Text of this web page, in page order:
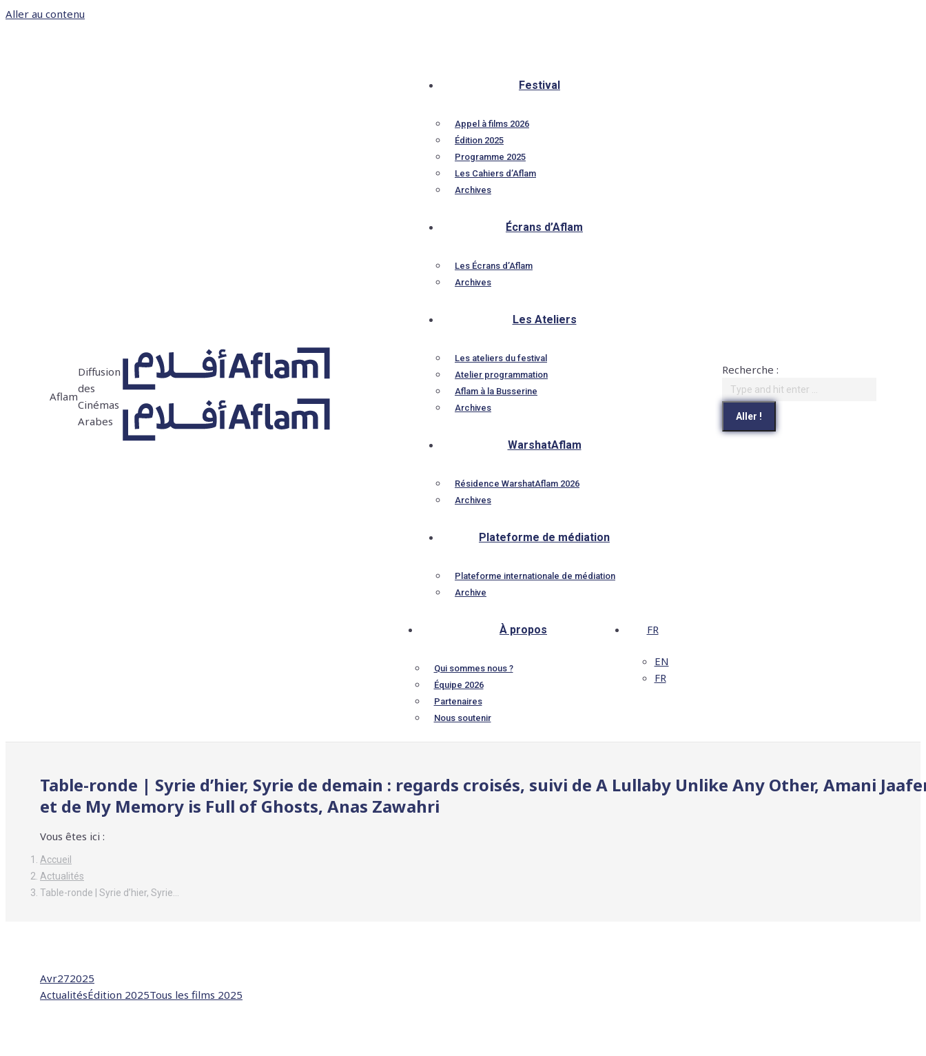
Aller au contenu
Aflam
Diffusion
des
Cinémas
Arabes
Festival
Appel à films 2026
Édition 2025
Programme 2025
Les Cahiers d’Aflam
Archives
Écrans d’Aflam
Les Écrans d’Aflam
Archives
Les Ateliers
Les ateliers du festival
Atelier programmation
Aflam à la Busserine
Archives
WarshatAflam
Résidence WarshatAflam 2026
Archives
Plateforme de médiation
Plateforme internationale de médiation
Archive
À propos
Qui sommes nous ?
Équipe 2026
Partenaires
Nous soutenir
FR
EN
FR
Recherche :
Table-ronde | Syrie d’hier, Syrie de demain : regards croisés, suivi de A Lullaby Unlike Any Other, Amani
et de My Memory is Full of Ghosts, Anas Zawahri
Vous êtes ici :
Accueil
Actualités
Table-ronde | Syrie d’hier, Syrie…
Avr272025
ActualitésÉdition 2025Tous les films 2025